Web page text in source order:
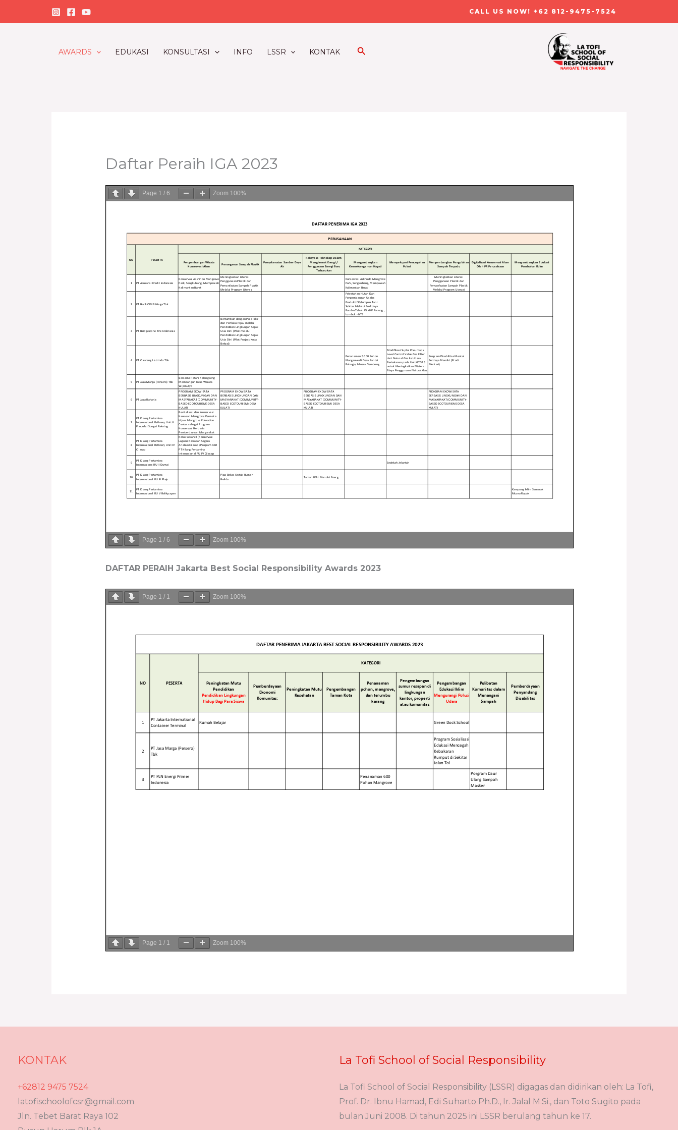
to
CALL US NOW! +62 812-9475-7524
AWARDS EDUKASI KONSULTASI INFO LSSR KONTAK Search
Daftar Peraih IGA 2023
Page 1 / 6 Zoom 100%
Page 1 / 6 Zoom 100%
DAFTAR PERAIH Jakarta Best Social Responsibility Awards 2023
Page 1 / 1 Zoom 100%
Page 1 / 1 Zoom 100%
KONTAK
+62812 9475 7524
latofischoolofcsr@gmail.com
Jln. Tebet Barat Raya 102
La Tofi School of Social Responsibility
La Tofi School of Social Responsibility (LSSR) digagas dan didirikan oleh: La Tofi,
Prof. Dr. Ibnu Hamad, Edi Suharto Ph.D., Ir. Jalal M.Si., dan Toto Sugito pada
bulan Juni 2008. Di tahun 2025 ini LSSR berulang tahun ke 17.